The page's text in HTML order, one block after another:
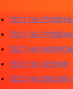
ТЕСТ НА УРОВЕНЬ
ТЕСТ НА УРОВЕНЬ
ТЕСТ НА
ТЕСТ НА ЧТЕНИЕ
ТЕСТ НА ЛЕКСИКУ